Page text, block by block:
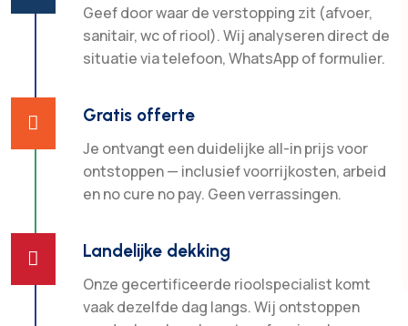
Geef door waar de verstopping zit (afvoer,
sanitair, wc of riool). Wij analyseren direct de
situatie via telefoon, WhatsApp of formulier.
 Gratis offerte
Je ontvangt een duidelijke all-in prijs voor
ontstoppen — inclusief voorrijkosten, arbeid
en no cure no pay. Geen verrassingen.
 Landelijke dekking
Onze gecertificeerde rioolspecialist komt
vaak dezelfde dag langs. Wij ontstoppen